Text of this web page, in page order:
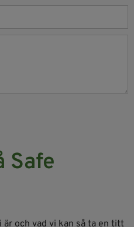
Safe
och vad vi kan så ta en titt